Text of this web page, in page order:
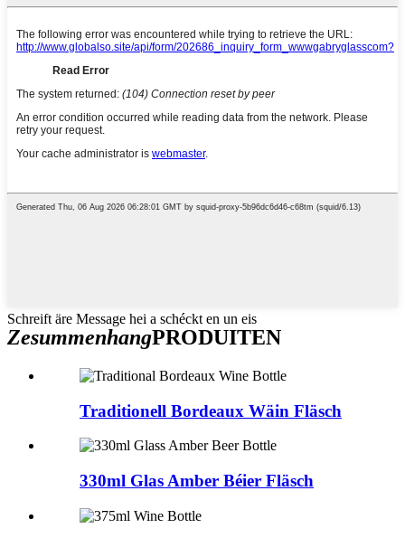
Schreift äre Message hei a schéckt en un eis
ZesummenhangPRODUITEN
Traditionell Bordeaux Wäin Fläsch
330ml Glas Amber Béier Fläsch